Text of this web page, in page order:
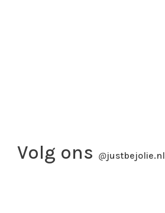
Volg ons @justbejolie.nl